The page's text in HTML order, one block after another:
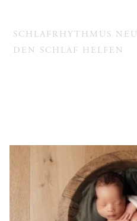
SCHLAFRHYTHMUS
DEN SCHLAF HELFEN